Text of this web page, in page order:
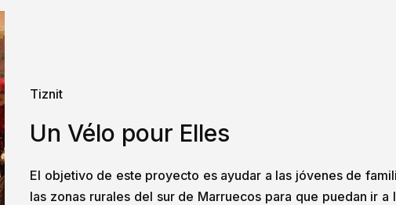
Tiznit
Un Vélo pour Elles
El objetivo de este proyecto es ayudar a las jóvenes de
las zonas rurales del sur de Marruecos para que puedan ir a